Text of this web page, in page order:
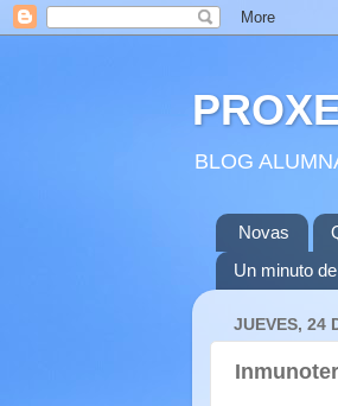
BLOG
Novas
Un minuto
JUEVES, 24